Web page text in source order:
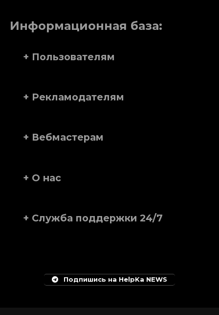
Информационная база:
+ Пользователям
+ Рекламодателям
+ Вебмастерам
+ О нас
+ Служба поддержки 24/7
Подпишись на HelpKa NEWS